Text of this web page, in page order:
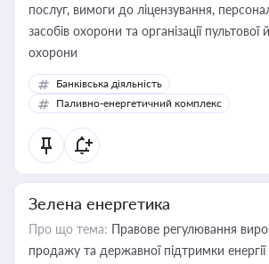
послуг, вимоги до ліцензування,
засобів охорони та організації пультової
охорони
Банківська діяльність
Паливно-енергетичний комплекс
Зелена енергетика
Про що тема: Правове регулювання
продажу та державної підтримки